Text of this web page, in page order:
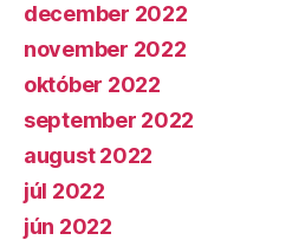
december 2022
november 2022
október 2022
september 2022
august 2022
júl 2022
jún 2022